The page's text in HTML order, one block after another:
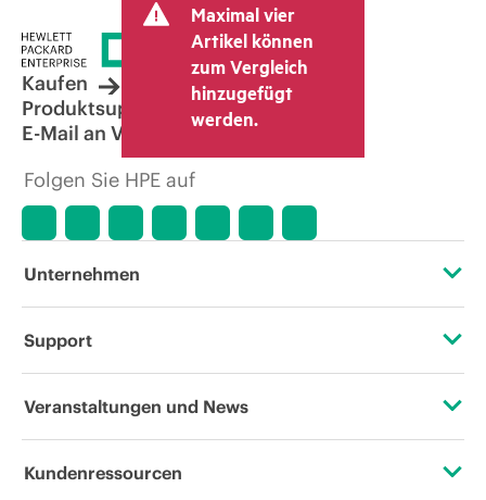
Maximal vier
Artikel können
zum Vergleich
hinzugefügt
werden.
Kaufen
Produktsupport
E-Mail an Vertrieb
Folgen Sie HPE auf
Unternehmen
Über HPE
Unternehmensverantwortung
Support
Operational Support Services
Veranstaltungen und News
Veranstaltungen
Kundenressourcen